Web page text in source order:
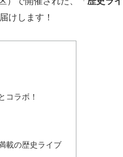
けします！
コラボ！
載の歴史ライブ